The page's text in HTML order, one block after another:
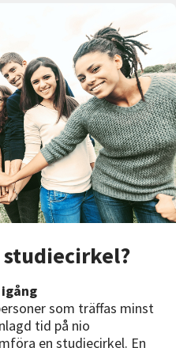
som träffas minst
tid på nio
en studiecirkel. En